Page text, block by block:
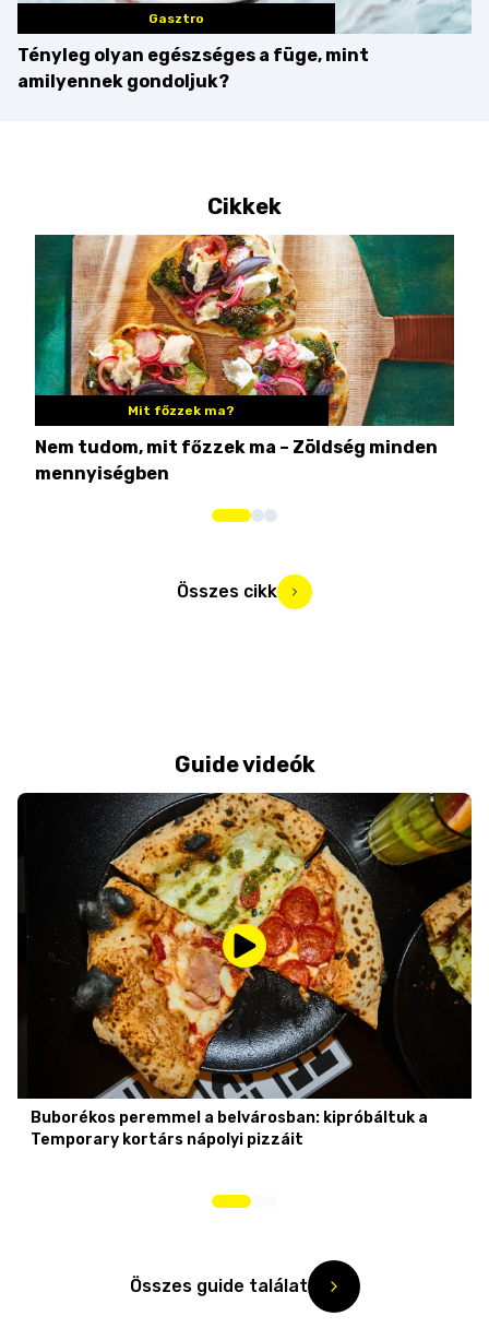
Gasztro
Tényleg olyan egészséges a füge, mint
amilyennek gondoljuk?
Cikkek
Mit főzzek ma?
Nem tudom, mit főzzek ma – Zöldség minden
mennyiségben
Összes cikk
Guide videók
Buborékos peremmel a belvárosban: kipróbáltuk a
Temporary kortárs nápolyi pizzáit
Összes guide találat